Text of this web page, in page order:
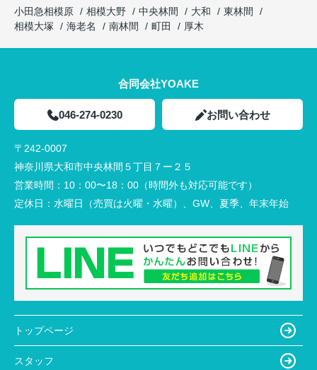
小田急相模原
相模大野 中央林間 大和
東林間
相模大塚
海老名 南林間 町田 厚木
合同会社YOAKE
046-274-0230 お問い合わせ
〒242-0007
神奈川県大和市中央林間５丁目７ー２５
営業時間： 10：00〜18：00（時間外も対応可能です）
定休日： 水曜日（売買は火曜・水曜）、GW、夏季、年末年始
トップページ
スタッフ